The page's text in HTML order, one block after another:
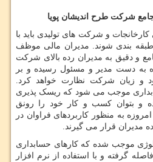
شرکت طرح اندیشان پویا
و شرکت های تولیدی باید با
بندی شوند. مدیران مالی موظف
و دقیق به مدیران رده بالای شرکت
به دست مدیر و مسئول رسیده و بر
و زیان شرکت نظارت خواهد کرد.
موجب می شود که ریسک پذیری
و بتوان کسب و کار خود را رونق
امروزه به منظور کاربردهای فراوان در
مدیران قرار می گیرند.
موجب شده که کارهای حسابداری
گرفته و با استفاده از نرم افزار